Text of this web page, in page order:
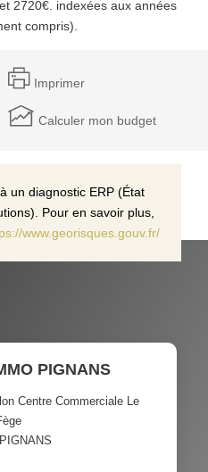
2720€. indexées aux années
compris).
Imprimer
Calculer mon budget
un diagnostic ERP (État
Pour en savoir plus,
www.georisques.gouv.fr/
PIGNANS
Centre Commerciale Le
PIGNANS